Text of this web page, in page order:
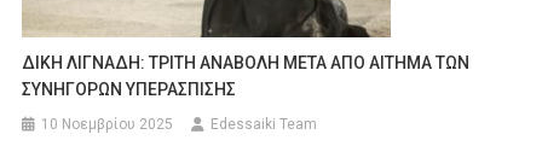
ΔΙΚΗ ΛΙΓΝΑΔΗ: ΤΡΙΤΗ ΑΝΑΒΟΛΗ ΜΕΤΑ ΑΠΟ ΑΙΤΗΜΑ ΤΩΝ
ΣΥΝΗΓΟΡΩΝ ΥΠΕΡΑΣΠΙΣΗΣ
10 Νοεμβρίου 2025 Edessaiki Team